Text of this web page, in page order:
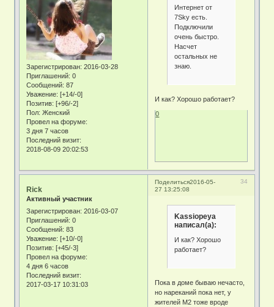
Зарегистрирован: 2016-03-28
Приглашений: 0
Сообщений: 87
Уважение: [+14/-0]
Позитив: [+96/-2]
Пол: Женский
Провел на форуме:
3 дня 7 часов
Последний визит:
2018-08-09 20:02:53
Интернет от
7Sky есть.
Подключили
очень быстро.
Насчет
остальных не
знаю.
И как? Хорошо работает?
0
Поделиться 34
2016-05-
27 13:25:08
Rick
Активный участник
Зарегистрирован: 2016-03-07
Приглашений: 0
Сообщений: 83
Уважение: [+10/-0]
Позитив: [+45/-3]
Провел на форуме:
4 дня 6 часов
Последний визит:
2017-03-17 10:31:03
Kassiopeya
написал(а):
И как? Хорошо
работает?
Пока в доме бываю нечасто,
но нареканий пока нет, у
жителей М2 тоже вроде